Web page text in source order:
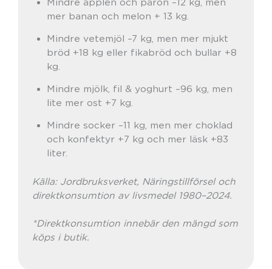
Mindre äpplen och päron –12 kg, men
mer banan och melon + 13 kg.
Mindre vetemjöl –7 kg, men mer mjukt
bröd +18 kg eller fikabröd och bullar +8
kg.
Mindre mjölk, fil & yoghurt –96 kg, men
lite mer ost +7 kg.
Mindre socker –11 kg, men mer choklad
och konfektyr +7 kg och mer läsk +83
liter.
Källa: Jordbruksverket, Näringstillförsel och
direktkonsumtion av livsmedel 1980–2024.
*Direktkonsumtion innebär den mängd som
köps i butik.